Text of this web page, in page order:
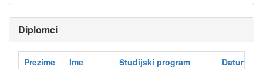
Diplomci
Prezime Ime Studijski program
Datum